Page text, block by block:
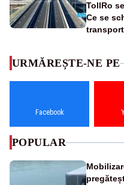
TollRo
Ce se
URMĂREȘTE-NE PE
Facebook
POPULAR